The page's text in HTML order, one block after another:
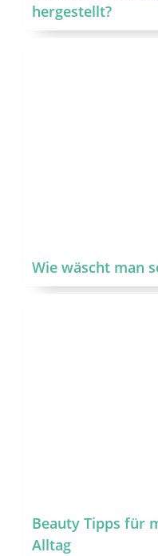
hergestellt?
Wie wäscht man
Beauty Tipps für
Alltag